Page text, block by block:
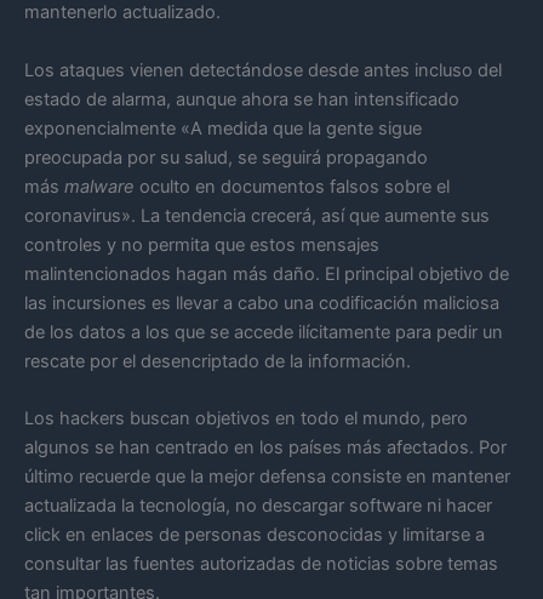
mantenerlo actualizado.
Los ataques vienen detectándose desde antes incluso del
estado de alarma, aunque ahora se han intensificado
exponencialmente «A medida que la gente sigue
preocupada por su salud, se seguirá propagando
más malware oculto en documentos falsos sobre el
coronavirus». La tendencia crecerá, así que aumente sus
controles y no permita que estos mensajes
malintencionados hagan más daño. El principal objetivo de
las incursiones es llevar a cabo una codificación maliciosa
de los datos a los que se accede ilícitamente para pedir un
rescate por el desencriptado de la información.
Los hackers buscan objetivos en todo el mundo, pero
algunos se han centrado en los países más afectados. Por
último recuerde que la mejor defensa consiste en mantener
actualizada la tecnología, no descargar software ni hacer
click en enlaces de personas desconocidas y limitarse a
consultar las fuentes autorizadas de noticias sobre temas
tan importantes.